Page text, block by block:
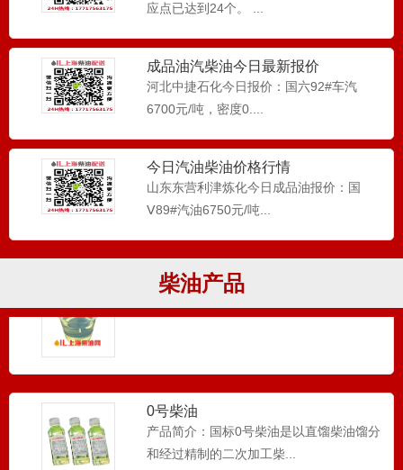
应点已达到24个。 ...
成品油汽柴油今日最新报价
河北中捷石化今日报价：国六92#车汽
6700元/吨，密度0....
今日汽油柴油价格行情
山东东营利津炼化今日成品油报价：国
Ⅴ89#汽油6750元/吨...
柴油产品
0号柴油_物流仓储_叉车使用
上海柴油配送-0号柴油主要用于物流仓储
中叉车使用，现在企业等...
柴油_0号柴油_工程机械应用
0号柴油在工程机械主要应用于电喷车,钩
机,挖掘机，压路机，搅...
-10号柴油
0号柴油
产品简介：国标0号柴油是以直馏柴油馏分